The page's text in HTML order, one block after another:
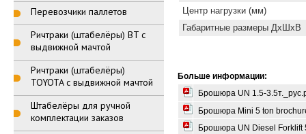
Перевозчики паллетов
Ричтраки (штабелёры) BT с
выдвижной мачтой
Ричтраки (штабелёры)
TOYOTA с выдвижной мачтой
Штабелёры для ручной
комплектации заказов
Центр нагрузки (мм)
Габаритные размеры ДхШхВ
Больше информации:
Брошюра UN 1.5-
Брошюра Mini 5 ton
Брошюра UN Diesel Forklift